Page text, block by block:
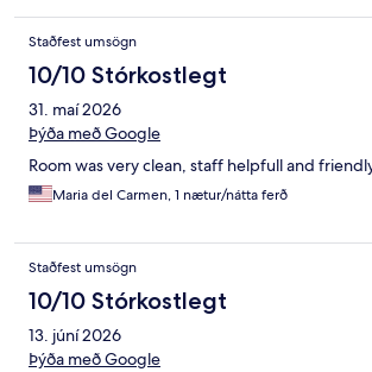
Staðfest umsögn
10/10 Stórkostlegt
31. maí 2026
Þýða með Google
Room was very clean, staff helpfull and
Maria del Carmen, 1 nætur/nátta ferð
Staðfest umsögn
10/10 Stórkostlegt
13. júní 2026
Þýða með Google